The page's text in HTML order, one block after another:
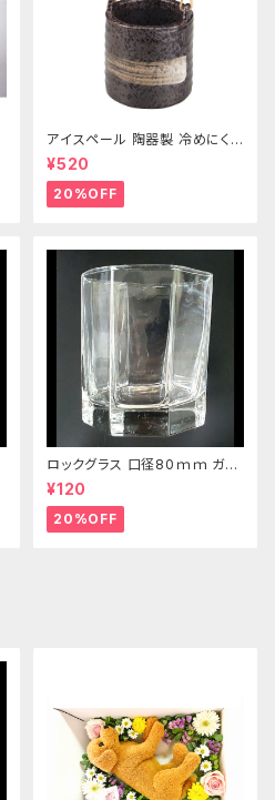
アイスペール 陶器製 冷めにくい
二重構造 860ml
¥520
20%OFF
ロックグラス 口径80ｍｍ ガラ
ス製 220cc
¥120
20%OFF